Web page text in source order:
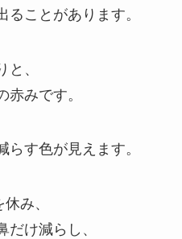
ことがあります。
、
赤みです。
らす色が見えます。
み、
け減らし、